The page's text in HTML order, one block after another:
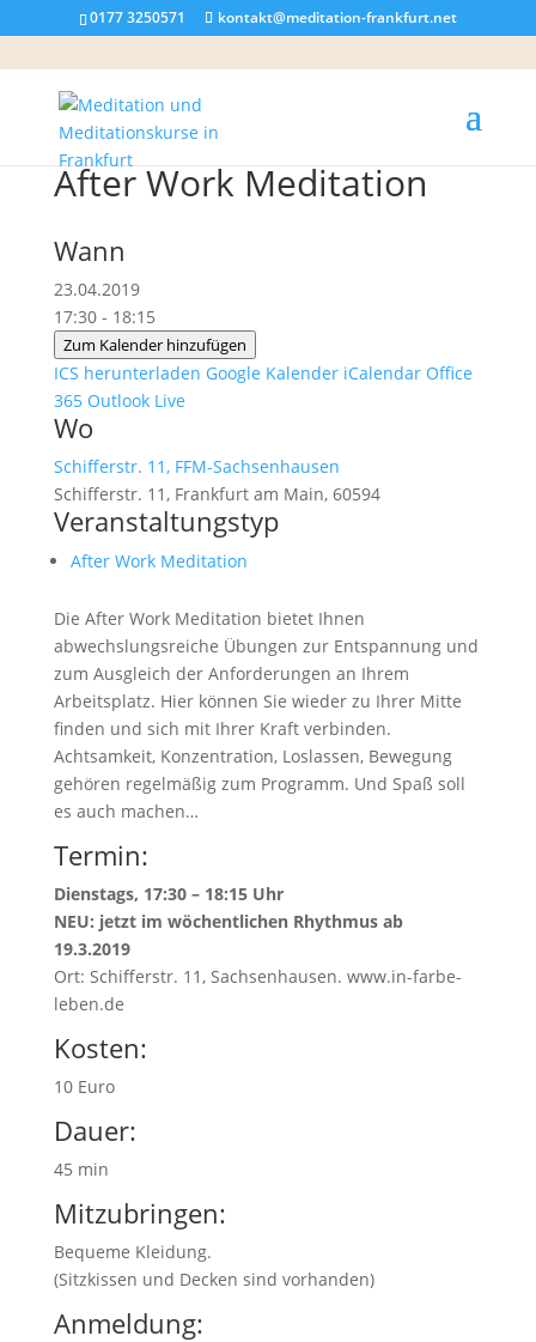
0177 3250571 kontakt@meditation-frankfurt.net
After Work Meditation
Wann
23.04.2019
17:30 - 18:15
Zum Kalender hinzufügen
ICS herunterladen Google Kalender iCalendar Office
365 Outlook Live
Wo
Schifferstr. 11, FFM-Sachsenhausen
Schifferstr. 11, Frankfurt am Main, 60594
Veranstaltungstyp
After Work Meditation
Die After Work Meditation bietet Ihnen
abwechslungsreiche Übungen zur Entspannung und
zum Ausgleich der Anforderungen an Ihrem
Arbeitsplatz. Hier können Sie wieder zu Ihrer Mitte
finden und sich mit Ihrer Kraft verbinden.
Achtsamkeit, Konzentration, Loslassen, Bewegung
gehören regelmäßig zum Programm. Und Spaß soll
es auch machen…
Termin:
Dienstags, 17:30 – 18:15 Uhr
NEU: jetzt im wöchentlichen Rhythmus ab
19.3.2019
Ort: Schifferstr. 11, Sachsenhausen. www.in-farbe-
leben.de
Kosten:
10 Euro
Dauer:
45 min
Mitzubringen:
Bequeme Kleidung.
(Sitzkissen und Decken sind vorhanden)
Anmeldung: